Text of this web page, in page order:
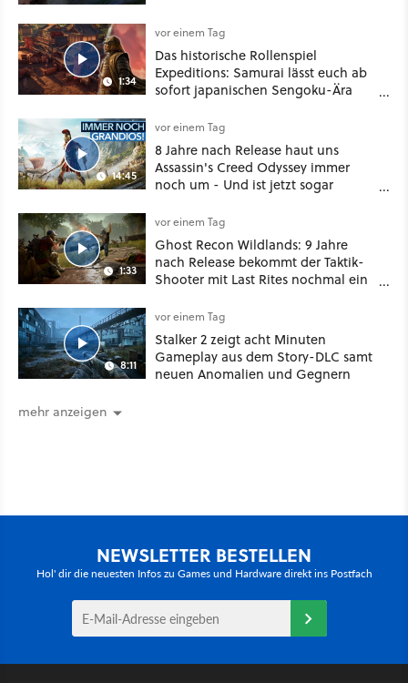
1:34
vor einem Tag
Das historische Rollenspiel
Expeditions: Samurai lässt euch ab
sofort japanischen Sengoku-Ära
oder Diplomatie
14:45
vor einem Tag
8 Jahre nach Release haut uns
Assassin's Creed Odyssey immer
noch um - Und ist jetzt sogar
1:33
vor einem Tag
Ghost Recon Wildlands: 9 Jahre
nach Release bekommt der Taktik-
Shooter mit Last Rites nochmal ein
8:11
vor einem Tag
Stalker 2 zeigt acht Minuten
Gameplay aus dem Story-DLC samt
neuen Anomalien und Gegnern
mehr anzeigen
NEWSLETTER BESTELLEN
Hol' dir die neuesten Infos zu Games und Hardware direkt ins Postfach